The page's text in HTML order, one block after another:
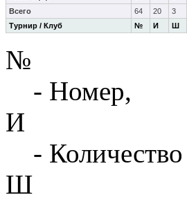
Турнир / Клуб № И Ш
Всего
64 20 3
№
- Номер,
И
-
Ш